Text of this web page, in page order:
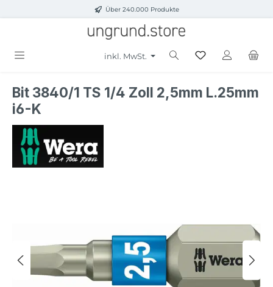
Zum Hauptinhalt springenÜber 240.000 Produkte
inkl. MwSt.
Bit 3840/1 TS 1/4 Zoll 2,5mm L.25mm
i6-K